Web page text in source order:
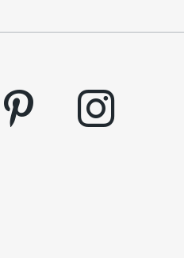
pinterest instagram